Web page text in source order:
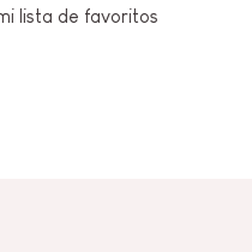
lista de favoritos